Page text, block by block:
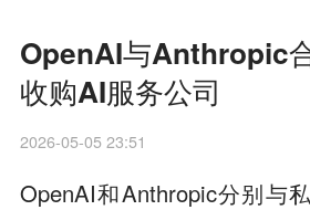
OpenAI与Anthropic
收购AI服务公司
2026-05-05 23:51
OpenAI和Anthropic分别与